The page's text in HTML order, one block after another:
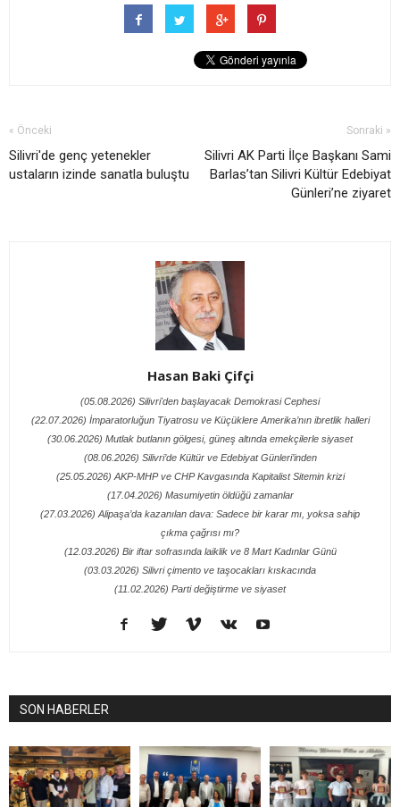
« Önceki
Silivri'de genç yetenekler
ustaların izinde sanatla buluştu
Sonraki »
Silivri AK Parti İlçe Başkanı Sami
Barlas’tan Silivri Kültür Edebiyat
Günleri’ne ziyaret
Hasan Baki Çifçi
(05.08.2026) Silivri'den başlayacak Demokrasi Cephesi
(22.07.2026) İmparatorluğun Tiyatrosu ve Küçüklere Amerika’nın ibretlik halleri
(30.06.2026) Mutlak butlanın gölgesi, güneş altında emekçilerle siyaset
(08.06.2026) Silivri’de Kültür ve Edebiyat Günleri’inden
(25.05.2026) AKP-MHP ve CHP Kavgasında Kapitalist Sitemin krizi
(17.04.2026) Masumiyetin öldüğü zamanlar
(27.03.2026) Alipaşa’da kazanılan dava: Sadece bir karar mı, yoksa sahip
çıkma çağrısı mı?
(12.03.2026) Bir iftar sofrasında laiklik ve 8 Mart Kadınlar Günü
(03.03.2026) Silivri çimento ve taşocakları kıskacında
(11.02.2026) Parti değiştirme ve siyaset
SON HABERLER